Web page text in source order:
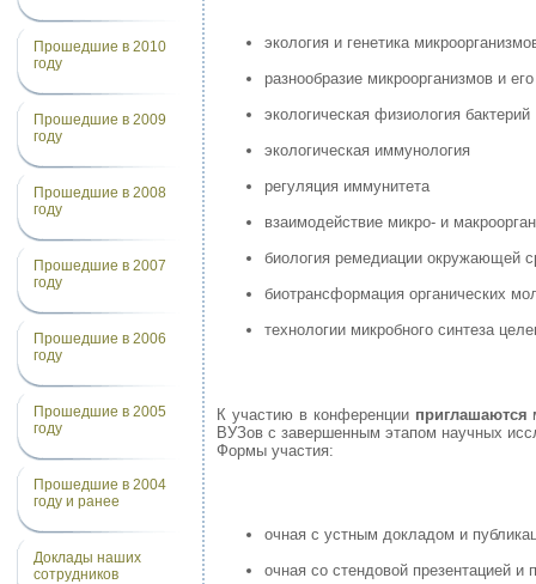
Прошедшие в 2010
году
Прошедшие в 2009
году
Прошедшие в 2008
году
Прошедшие в 2007
году
Прошедшие в 2006
году
Прошедшие в 2005
году
Прошедшие в 2004
году и ранее
Доклады наших
сотрудников
экология и генетика
разнообразие микроорганизмов и
экологическая физиология бактерий
экологическая иммунология
регуляция иммунитета
взаимодействие микро- и
биология ремедиации окружающей
биотрансформация органических
технологии микробного синтеза
К участию в конференции приглашаются
ВУЗов с завершенным этапом научных
Формы участия:
очная с устным докладом и
очная со стендовой презентацией и